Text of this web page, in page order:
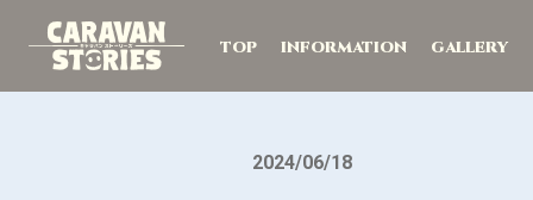
TOP INFORMATION GALLERY
2024/06/18